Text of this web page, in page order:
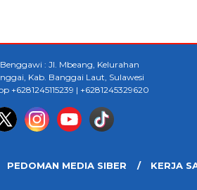
: Jl. Mbeang, Kelurahan
Kab. Banggai Laut, Sulawesi
+6281245115239 | +6281245329620
PEDOMAN MEDIA SIBER KERJA